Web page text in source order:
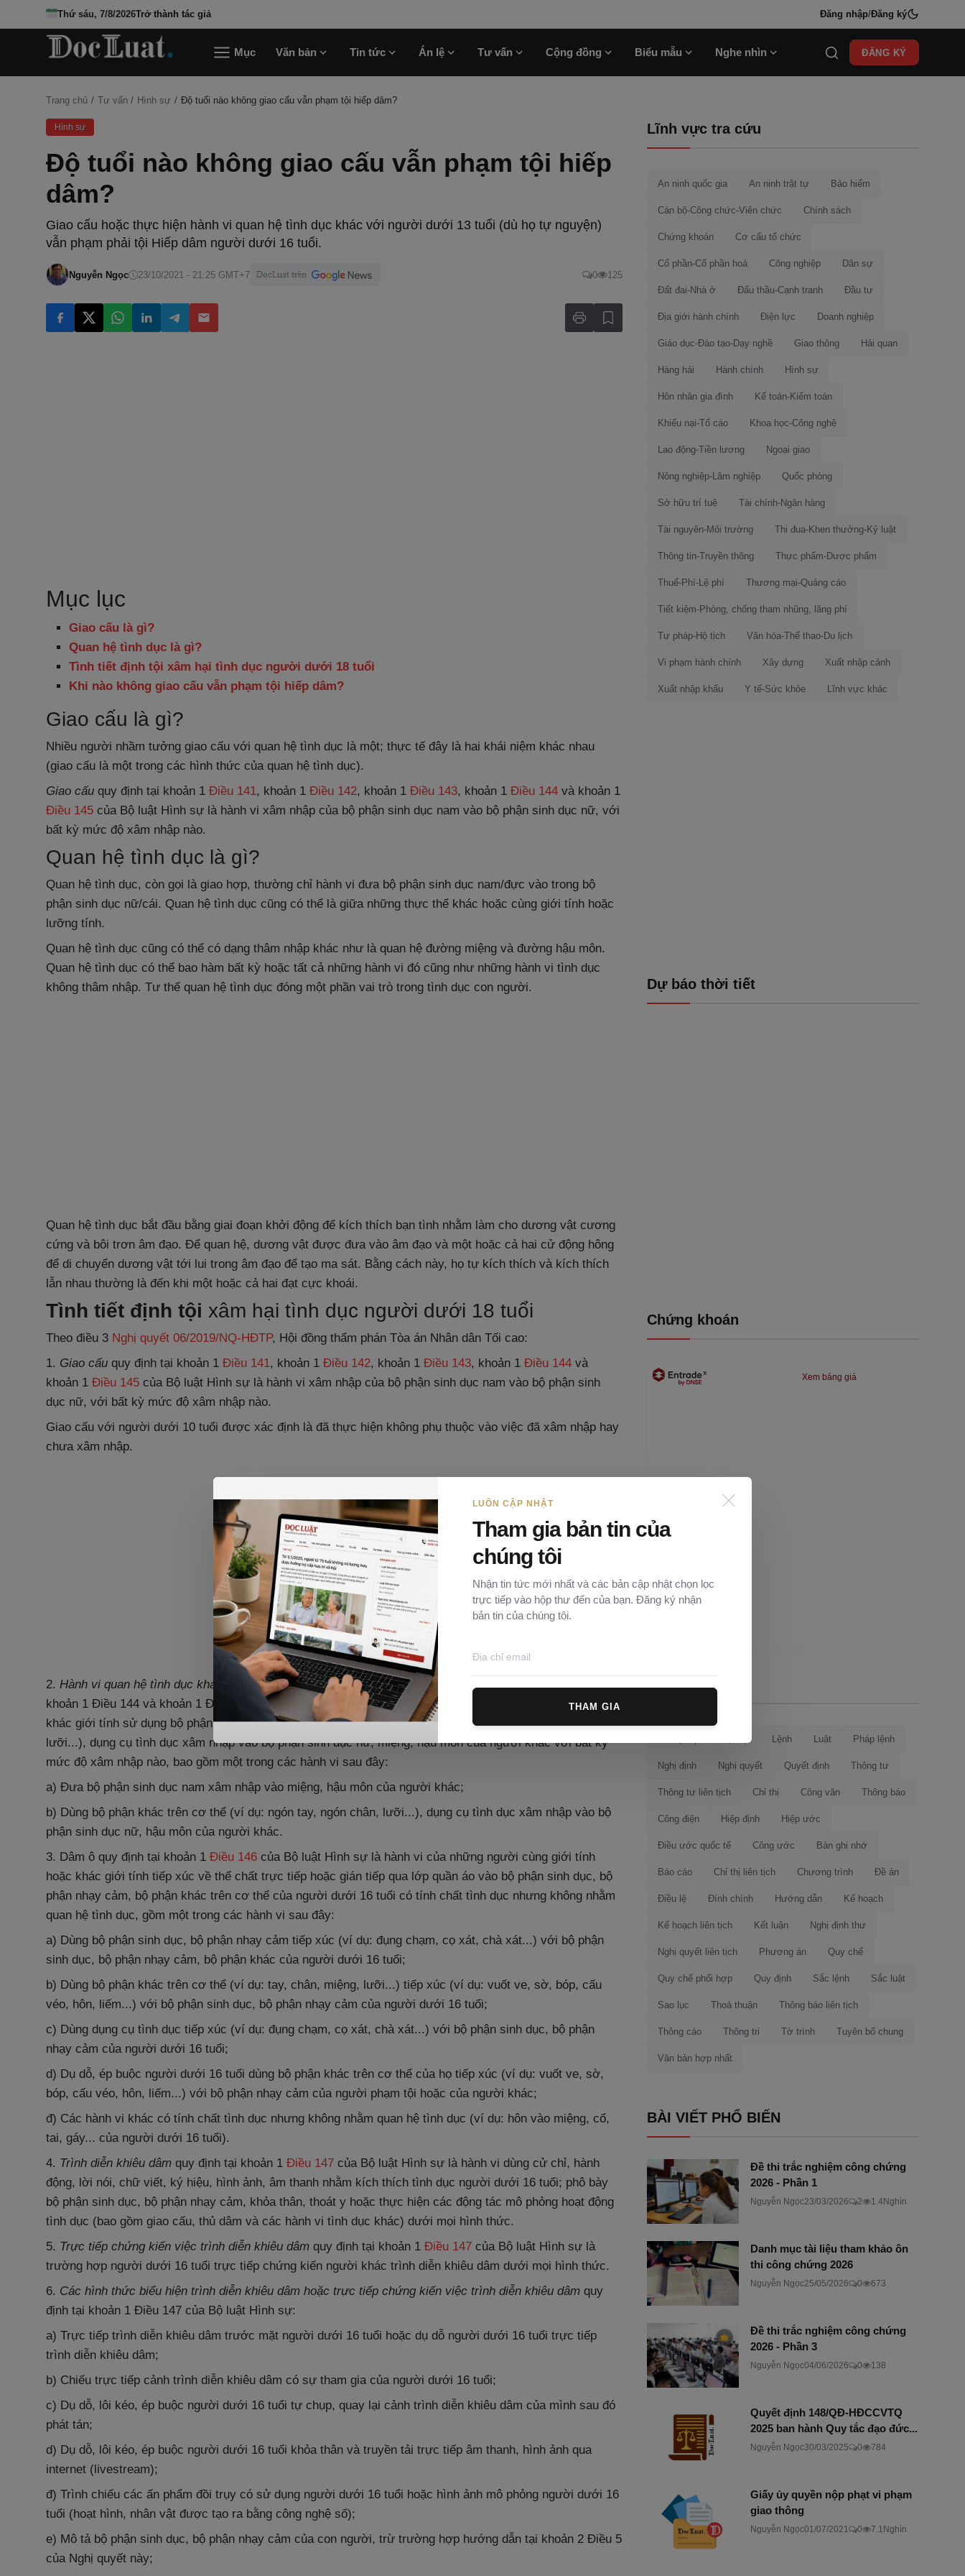
Thứ sáu, 7/8/2026Trở thành tác giả Đăng nhập/Đăng ký
Mục Văn bản Tin tức Án lệ Tư vấn Cộng đồng Biểu mẫu Nghe nhìn ĐĂNG KÝ
Trang chủ Tư vấn Hình sự Độ tuổi nào không giao cấu vẫn phạm tội hiếp dâm?
Hình sự
Độ tuổi nào không giao cấu vẫn phạm tội hiếp
dâm?
Giao cấu hoặc thực hiện hành vi quan hệ tình dục khác với người dưới 13 tuổi (dù họ tự nguyện)
vẫn phạm phải tội Hiếp dâm người dưới 16 tuổi.
Nguyễn Ngọc 23/10/2021 - 21:25 GMT+7 0 125
Mục lục
Giao cấu là gì?
Quan hệ tình dục là gì?
Tình tiết định tội xâm hại tình dục người dưới 18 tuổi
Khi nào không giao cấu vẫn phạm tội hiếp dâm?
Giao cấu là gì?
Nhiều người nhầm tưởng giao cấu với quan hệ tình dục là một; thực tế đây là hai khái niệm khác nhau
(giao cấu là một trong các hình thức của quan hệ tình dục).
Giao cấu quy định tại khoản 1 Điều 141, khoản 1 Điều 142, khoản 1 Điều 143, khoản 1 Điều 144 và khoản 1
Điều 145 của Bộ luật Hình sự là hành vi xâm nhập của bộ phận sinh dục nam vào bộ phận sinh dục nữ, với
bất kỳ mức độ xâm nhập nào.
Quan hệ tình dục là gì?
Quan hệ tình dục, còn gọi là giao hợp, thường chỉ hành vi đưa bộ phận sinh dục nam/đực vào trong bộ
phận sinh dục nữ/cái. Quan hệ tình dục cũng có thể là giữa những thực thể khác hoặc cùng giới tính hoặc
lưỡng tính.
Quan hệ tình dục cũng có thể có dạng thâm nhập khác như là quan hệ đường miệng và đường hậu môn.
Quan hệ tình dục có thể bao hàm bất kỳ hoặc tất cả những hành vi đó cũng như những hành vi tình dục
không thâm nhập. Tư thế quan hệ tình dục đóng một phần vai trò trong tình dục con người.
Quan hệ tình dục bắt đầu bằng giai đoạn khởi động để kích thích bạn tình nhằm làm cho dương vật cương
cứng và bôi trơn âm đạo. Để quan hệ, dương vật được đưa vào âm đạo và một hoặc cả hai cử động hông
để di chuyển dương vật tới lui trong âm đạo để tạo ma sát. Bằng cách này, họ tự kích thích và kích thích
lẫn nhau thường là đến khi một hoặc cả hai đạt cực khoái.
Tình tiết định tội xâm hại tình dục người dưới 18 tuổi
Theo điều 3 Nghị quyết 06/2019/NQ-HĐTP, Hội đồng thẩm phán Tòa án Nhân dân Tối cao:
1. Giao cấu quy định tại khoản 1 Điều 141, khoản 1 Điều 142, khoản 1 Điều 143, khoản 1 Điều 144 và
khoản 1 Điều 145 của Bộ luật Hình sự là hành vi xâm nhập của bộ phận sinh dục nam vào bộ phận sinh
dục nữ, với bất kỳ mức độ xâm nhập nào.
Giao cấu với người dưới 10 tuổi được xác định là đã thực hiện không phụ thuộc vào việc đã xâm nhập hay
chưa xâm nhập.
2. Hành vi quan hệ tình dục khác
quy định tại khoản 1 Điều 141, khoản 1 Điều 142, khoản 1 Điều 143,
khoản 1 Điều 144 và khoản 1 Điều 145 của Bộ luật Hình sự là hành vi của những người cùng giới tính hay
khác giới tính sử dụng bộ phận sinh dục nam, bộ phận khác trên cơ thể (ví dụ: ngón tay, ngón chân,
lưỡi...), dụng cụ tình dục xâm nhập vào bộ phận sinh dục nữ, miệng, hậu môn của người khác với bất kỳ
mức độ xâm nhập nào, bao gồm một trong các hành vi sau đây:
a) Đưa bộ phận sinh dục nam xâm nhập vào miệng, hậu môn của người khác;
b) Dùng bộ phận khác trên cơ thể (ví dụ: ngón tay, ngón chân, lưỡi...), dụng cụ tình dục xâm nhập vào bộ
phận sinh dục nữ, hậu môn của người khác.
3. Dâm ô quy định tại khoản 1 Điều 146 của Bộ luật Hình sự là hành vi của những người cùng giới tính
hoặc khác giới tính tiếp xúc về thể chất trực tiếp hoặc gián tiếp qua lớp quần áo vào bộ phận sinh dục, bộ
phận nhạy cảm, bộ phận khác trên cơ thể của người dưới 16 tuổi có tính chất tình dục nhưng không nhằm
quan hệ tình dục, gồm một trong các hành vi sau đây:
a) Dùng bộ phận sinh dục, bộ phận nhạy cảm tiếp xúc (ví dụ: đụng chạm, cọ xát, chà xát...) với bộ phận
sinh dục, bộ phận nhạy cảm, bộ phận khác của người dưới 16 tuổi;
b) Dùng bộ phận khác trên cơ thể (ví dụ: tay, chân, miệng, lưỡi...) tiếp xúc (ví dụ: vuốt ve, sờ, bóp, cấu
véo, hôn, liếm...) với bộ phận sinh dục, bộ phận nhạy cảm của người dưới 16 tuổi;
c) Dùng dụng cụ tình dục tiếp xúc (ví dụ: đụng chạm, cọ xát, chà xát...) với bộ phận sinh dục, bộ phận
nhạy cảm của người dưới 16 tuổi;
d) Dụ dỗ, ép buộc người dưới 16 tuổi dùng bộ phận khác trên cơ thể của họ tiếp xúc (ví dụ: vuốt ve, sờ,
bóp, cấu véo, hôn, liếm...) với bộ phận nhạy cảm của người phạm tội hoặc của người khác;
đ) Các hành vi khác có tính chất tình dục nhưng không nhằm quan hệ tình dục (ví dụ: hôn vào miệng, cổ,
tai, gáy... của người dưới 16 tuổi).
4. Trình diễn khiêu dâm quy định tại khoản 1 Điều 147 của Bộ luật Hình sự là hành vi dùng cử chỉ, hành
động, lời nói, chữ viết, ký hiệu, hình ảnh, âm thanh nhằm kích thích tình dục người dưới 16 tuổi; phô bày
bộ phận sinh dục, bộ phận nhạy cảm, khỏa thân, thoát y hoặc thực hiện các động tác mô phỏng hoạt động
tình dục (bao gồm giao cấu, thủ dâm và các hành vi tình dục khác) dưới mọi hình thức.
5. Trực tiếp chứng kiến việc trình diễn khiêu dâm quy định tại khoản 1 Điều 147 của Bộ luật Hình sự là
trường hợp người dưới 16 tuổi trực tiếp chứng kiến người khác trình diễn khiêu dâm dưới mọi hình thức.
6. Các hình thức biểu hiện trình diễn khiêu dâm hoặc trực tiếp chứng kiến việc trình diễn khiêu dâm quy
định tại khoản 1 Điều 147 của Bộ luật Hình sự:
a) Trực tiếp trình diễn khiêu dâm trước mặt người dưới 16 tuổi hoặc dụ dỗ người dưới 16 tuổi trực tiếp
trình diễn khiêu dâm;
b) Chiếu trực tiếp cảnh trình diễn khiêu dâm có sự tham gia của người dưới 16 tuổi;
c) Dụ dỗ, lôi kéo, ép buộc người dưới 16 tuổi tự chụp, quay lại cảnh trình diễn khiêu dâm của mình sau đó
phát tán;
d) Dụ dỗ, lôi kéo, ép buộc người dưới 16 tuổi khỏa thân và truyền tải trực tiếp âm thanh, hình ảnh qua
internet (livestream);
đ) Trình chiếu các ấn phẩm đồi trụy có sử dụng người dưới 16 tuổi hoặc hình ảnh mô phỏng người dưới 16
tuổi (hoạt hình, nhân vật được tạo ra bằng công nghệ số);
e) Mô tả bộ phận sinh dục, bộ phận nhạy cảm của con người, trừ trường hợp hướng dẫn tại khoản 2 Điều 5
của Nghị quyết này;
Lĩnh vực tra cứu
An ninh quốc gia An ninh trật tự Bảo hiểm
Cán bộ-Công chức-Viên chức Chính sách
Chứng khoán Cơ cấu tổ chức
Cổ phần-Cổ phần hoá Công nghiệp Dân sự
Đất đai-Nhà ở Đấu thầu-Cạnh tranh Đầu tư
Địa giới hành chính Điện lực Doanh nghiệp
Giáo dục-Đào tạo-Dạy nghề Giao thông Hải quan
Hàng hải Hành chính Hình sự
Hôn nhân gia đình Kế toán-Kiểm toán
Khiếu nại-Tố cáo Khoa học-Công nghệ
Lao động-Tiền lương Ngoại giao
Nông nghiệp-Lâm nghiệp Quốc phòng
Sở hữu trí tuệ Tài chính-Ngân hàng
Tài nguyên-Môi trường Thi đua-Khen thưởng-Kỷ luật
Thông tin-Truyền thông Thực phẩm-Dược phẩm
Thuế-Phí-Lệ phí Thương mại-Quảng cáo
Tiết kiệm-Phòng, chống tham nhũng, lãng phí
Tư pháp-Hộ tịch Văn hóa-Thể thao-Du lịch
Vi phạm hành chính Xây dựng Xuất nhập cảnh
Xuất nhập khẩu Y tế-Sức khỏe Lĩnh vực khác
Dự báo thời tiết
Chứng khoán
Xem bảng giá
Loại văn bản
Lệnh Luật Pháp lệnh
Nghị định Nghị quyết Quyết định Thông tư
Thông tư liên tịch Chỉ thị Công văn Thông báo
Công điện Hiệp định Hiệp ước
Điều ước quốc tế Công ước Bản ghi nhớ
Báo cáo Chỉ thị liên tịch Chương trình Đề án
Điều lệ Đính chính Hướng dẫn Kế hoạch
Kế hoạch liên tịch Kết luận Nghị định thư
Nghị quyết liên tịch Phương án Quy chế
Quy chế phối hợp Quy định Sắc lệnh Sắc luật
Sao lục Thoả thuận Thông báo liên tịch
Thông cáo Thông tri Tờ trình Tuyên bố chung
Văn bản hợp nhất
BÀI VIẾT PHỔ BIẾN
Đề thi trắc nghiệm công chứng
2026 - Phần 1
Nguyễn Ngọc23/03/2026 2 1.4Nghìn
Danh mục tài liệu tham khảo ôn
thi công chứng 2026
Nguyễn Ngọc25/05/2026 0 673
Đề thi trắc nghiệm công chứng
2026 - Phần 3
Nguyễn Ngọc04/06/2026 0 138
Quyết định 148/QĐ-HĐCCVTQ
2025 ban hành Quy tắc đạo đức...
Nguyễn Ngọc30/03/2025 0 784
Giấy ủy quyền nộp phạt vi phạm
giao thông
Nguyễn Ngọc01/07/2021 0 7.1Nghìn
LUÔN CẬP NHẬT
Tham gia bản tin của
chúng tôi
Nhận tin tức mới nhất và các bản cập nhật chọn lọc
trực tiếp vào hộp thư đến của bạn. Đăng ký nhận
bản tin của chúng tôi.
THAM GIA